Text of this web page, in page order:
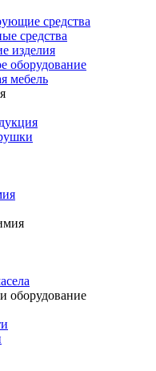
средства
средства
изделия
оборудование
мебель
оборудование